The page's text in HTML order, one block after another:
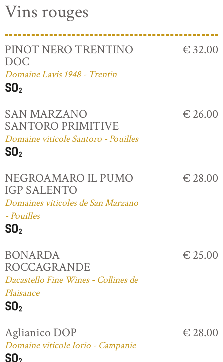
Vins rouges
PINOT NERO TRENTINO
DOC
Domaine Lavis 1948 - Trentin
€ 32.00
SAN MARZANO
SANTORO PRIMITIVE
Domaine viticole Santoro - Pouilles
€ 26.00
NEGROAMARO IL PUMO
IGP SALENTO
Domaines viticoles de San Marzano
- Pouilles
€ 28.00
BONARDA
ROCCAGRANDE
Dacastello Fine Wines - Collines de
Plaisance
€ 25.00
Aglianico DOP
Domaine viticole Iorio - Campanie
€ 28.00